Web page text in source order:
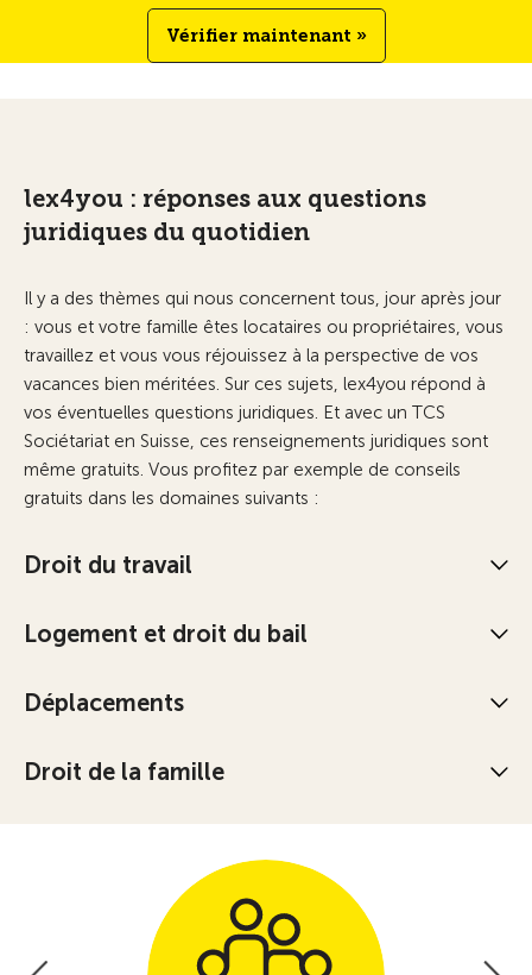
Vérifier maintenant »
lex4you : réponses aux questions
juridiques du quotidien
Il y a des thèmes qui nous concernent tous, jour après jour
: vous et votre famille êtes locataires ou propriétaires, vous
travaillez et vous vous réjouissez à la perspective de vos
vacances bien méritées. Sur ces sujets, lex4you répond à
vos éventuelles questions juridiques. Et avec un TCS
Sociétariat en Suisse, ces renseignements juridiques sont
même gratuits. Vous profitez par exemple de conseils
gratuits dans les domaines suivants :
Droit du travail
Logement et droit du bail
Déplacements
Droit de la famille